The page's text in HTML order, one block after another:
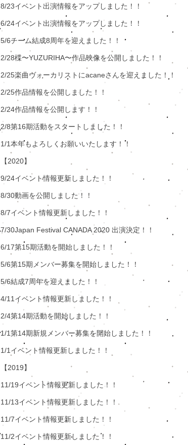
8/23イベント出演情報をアップしました！！
​6/24イベント出演情報をアップしました！！
​5/6チーム結成8周年を迎えました！！
2/28楪〜YUZURIHA〜作品映像を公開しました！！​
2/25楽曲ヴォーカリストにacaneさんを迎えました！！
2/25作品情報を公開しました！！
​2/24作品情報を公開します！！
​2/8第16期活動をスタートしました！！
​1/1本年もよろしくお願いいたします！！​​
​【2020】​​
​9/24イベント情報更新しました！！
8/30動画を公開しました！！​
8/7イベント情報更新しました！！
7/30Japan Festival CANADA 2020 出演決定！！
6/17第15期活動を開始しました！！
5/6第15期メンバー募集を開始しました！！
5/6結成7周年を迎えました！！
4/11イベント情報更新しました！！​
2/4第14期活動を開始しました！！​
1/1第14期新規メンバー募集を開始しました！！​
1/1イベント情報更新しました！！
​【2019】​​
11/19イベント情報更新しました！！​
11/13イベント情報更新しました！！​
11/7イベント​情報更新しました！！
11/2イベント情報更新しました！！